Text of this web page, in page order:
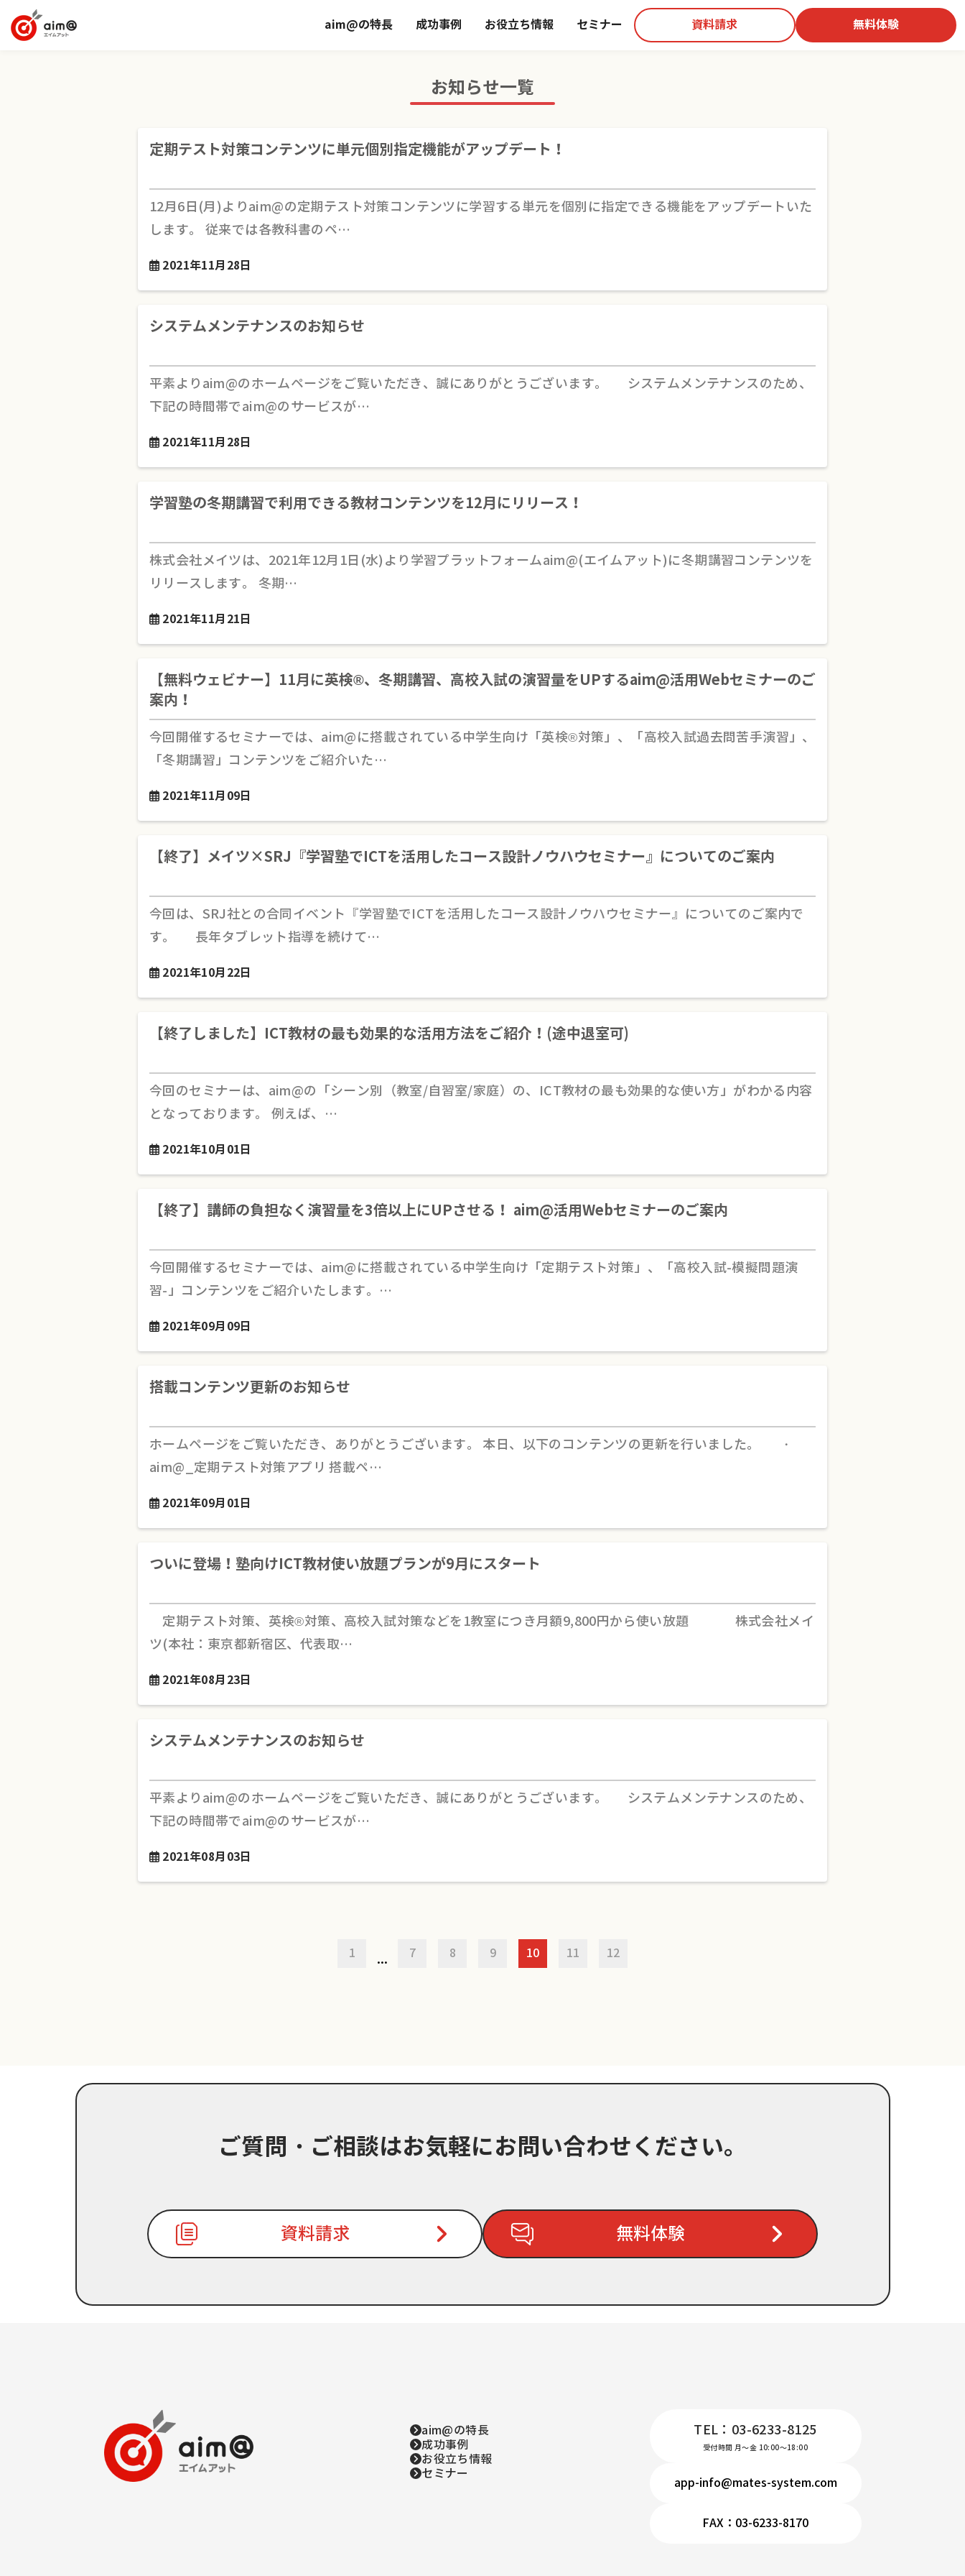
aim@の特長 成功事例 お役立ち情報 セミナー 資料請求 無料体験
お知らせ一覧
定期テスト対策コンテンツに単元個別指定機能がアップデート！
12月6日(月)よりaim@の定期テスト対策コンテンツに学習する単元を個別に指定できる機能をアップデートいた
します。 従来では各教科書のペ…
2021年11月28日
システムメンテナンスのお知らせ
平素よりaim@のホームページをご覧いただき、誠にありがとうございます。 システムメンテナンスのため、
下記の時間帯でaim@のサービスが…
2021年11月28日
学習塾の冬期講習で利用できる教材コンテンツを12月にリリース！
株式会社メイツは、2021年12月1日(水)より学習プラットフォームaim@(エイムアット)に冬期講習コンテンツを
リリースします。 冬期…
2021年11月21日
【無料ウェビナー】11月に英検®、冬期講習、高校入試の演習量をUPするaim@活用Webセミナーのご
案内！
今回開催するセミナーでは、aim@に搭載されている中学生向け「英検®対策」、「高校入試過去問苦手演習」、
「冬期講習」コンテンツをご紹介いた…
2021年11月09日
【終了】メイツ×SRJ『学習塾でICTを活用したコース設計ノウハウセミナー』についてのご案内
今回は、SRJ社との合同イベント『学習塾でICTを活用したコース設計ノウハウセミナー』についてのご案内で
す。 長年タブレット指導を続けて…
2021年10月22日
【終了しました】ICT教材の最も効果的な活用方法をご紹介！(途中退室可)
今回のセミナーは、aim@の「シーン別（教室/自習室/家庭）の、ICT教材の最も効果的な使い方」がわかる内容
となっております。 例えば、…
2021年10月01日
【終了】講師の負担なく演習量を3倍以上にUPさせる！ aim@活用Webセミナーのご案内
今回開催するセミナーでは、aim@に搭載されている中学生向け「定期テスト対策」、「高校入試-模擬問題演
習-」コンテンツをご紹介いたします。…
2021年09月09日
搭載コンテンツ更新のお知らせ
ホームページをご覧いただき、ありがとうございます。 本日、以下のコンテンツの更新を行いました。 ・
aim@_定期テスト対策アプリ 搭載ペ…
2021年09月01日
ついに登場！塾向けICT教材使い放題プランが9月にスタート
定期テスト対策、英検®対策、高校入試対策などを1教室につき月額9,800円から使い放題 株式会社メイ
ツ(本社：東京都新宿区、代表取…
2021年08月23日
システムメンテナンスのお知らせ
平素よりaim@のホームページをご覧いただき、誠にありがとうございます。 システムメンテナンスのため、
下記の時間帯でaim@のサービスが…
2021年08月03日
1 ... 7 8 9 10 11 12
ご質問・ご相談はお気軽にお問い合わせください。
資料請求 無料体験
aim@の特長
成功事例
お役立ち情報
セミナー
TEL：03-6233-8125
受付時間 月～金 10:00～18:00
app-info@mates-system.com
FAX：03-6233-8170